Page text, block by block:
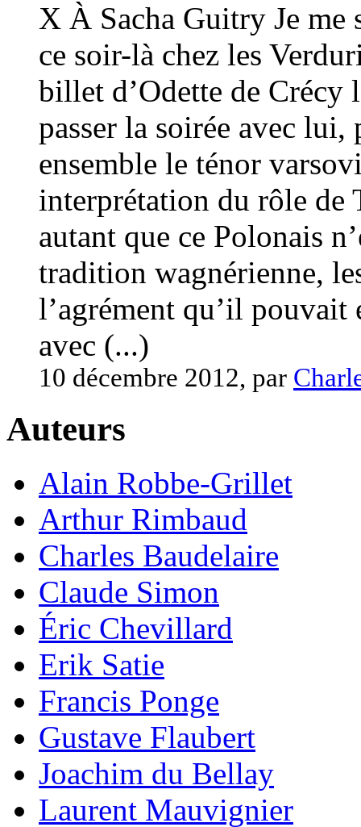
X À Sacha Guitry Je me
ce soir-là chez les
billet d’Odette de Crécy
passer la soirée avec lui,
ensemble le ténor
interprétation du rôle de
autant que ce Polonais
tradition wagnérienne,
l’agrément qu’il pouvait
avec (...)
10 décembre 2012, par
Auteurs
Alain Robbe-Grillet
Arthur Rimbaud
Charles Baudelaire
Claude Simon
Éric Chevillard
Erik Satie
Francis Ponge
Gustave Flaubert
Joachim du Bellay
Laurent Mauvignier